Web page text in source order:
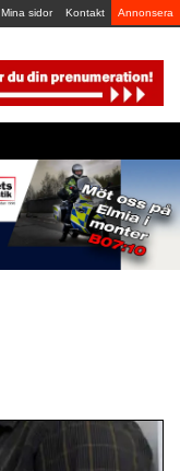
Mina sidor Kontakt Annonsera